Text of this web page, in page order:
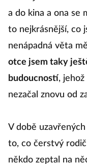
a do kina a ona se
to nejkrásnější, co
nenápadná věta
otce jsem taky
budoucností, jehož
nezačal znovu od
V době
to, co čerstvý
někdo zeptal na